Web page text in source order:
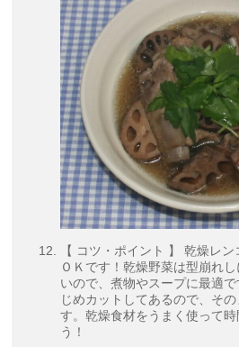
【 コツ・ポイント 】 乾燥レ
ＯＫです！乾燥野菜は型崩れ
いので、煮物やスープに最適
じめカットしてあるので、そ
す。乾燥食材をうまく使って
う！